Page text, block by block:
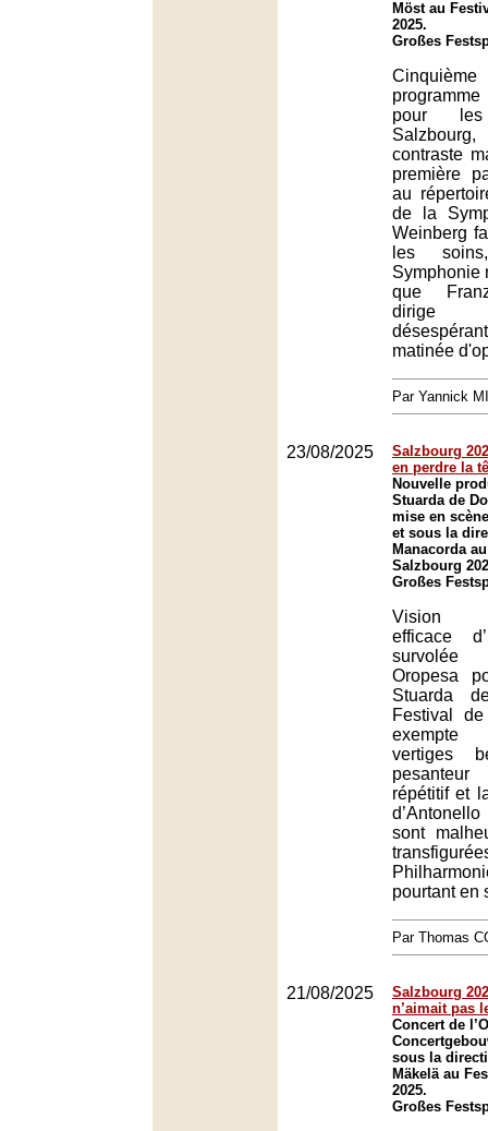
Möst au
2025.
Großes
pour
contraste
première
au
de la
Weinberg
les
Symphonie
que
dirige
matinée
Par Yannick
23/08/2025
Salzbourg
en perdre la
Nouvelle
Stuarda de
mise en
et sous la
Manacorda
Salzbourg
Großes
Vision
efficace
Oropesa
Stuarda
Festival
exempte
vertiges
répétitif et
sont
pourtant en
Par Thomas
21/08/2025
Salzbourg
n’aimait pas
Concert de
sous la
Mäkelä au
2025.
Großes